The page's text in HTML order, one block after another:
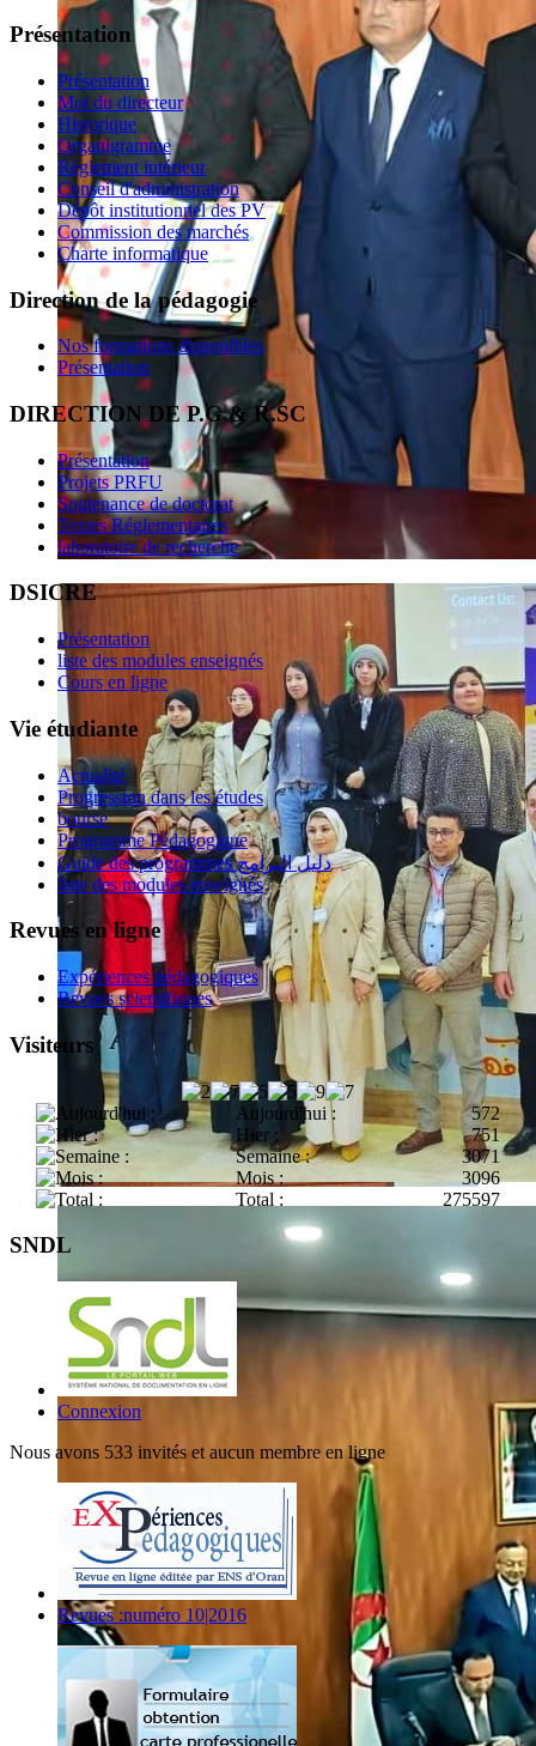
Présentation
Présentation
Mot du directeur
Historique
Organigramme
Règlement intérieur
Conseil d'administration
Dépôt institutionnel des PV
Commission des marchés
Charte informatique
Direction de la pédagogie
Nos formations disponibles
Présentation
DIRECTION DE P.G & R.SC
Présentation
Projets PRFU
Soutenance de doctorat
Textes Réglementaires
laboratoire de recherche
DSICRE
Présentation
liste des modules enseignés
Cours en ligne
Vie étudiante
Actualité
Progression dans les études
bourse
Programme Pédagogique
Guide des programmes دليل البرامج
liste des modules enseignés
Revues en ligne
Expériences pédagogiques
Revues scientifiques
Visiteurs
Aujourd'hui :
572
Hier :
751
Semaine :
3071
Mois :
3096
Total :
275597
SNDL
Connexion
Nous avons 533 invités et aucun membre en ligne
Revues :numéro 10|2016